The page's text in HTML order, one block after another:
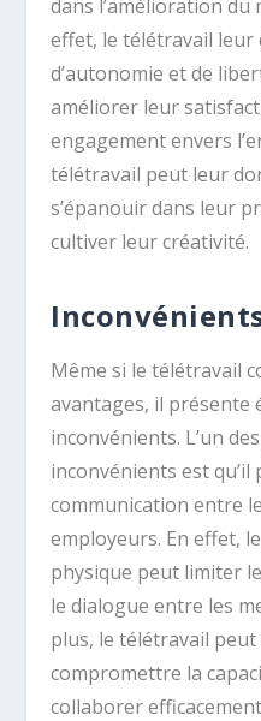
dans l’amélioration du
effet, le télétravail
d’autonomie et de
améliorer leur
engagement envers
télétravail peut leur
s’épanouir dans leur
cultiver leur créativité.
Même si le télétravail
avantages, il présente
inconvénients. L’un
inconvénients est qu’il
communication entre
employeurs. En effet,
physique peut limiter
le dialogue entre les
plus, le télétravail
compromettre la
collaborer